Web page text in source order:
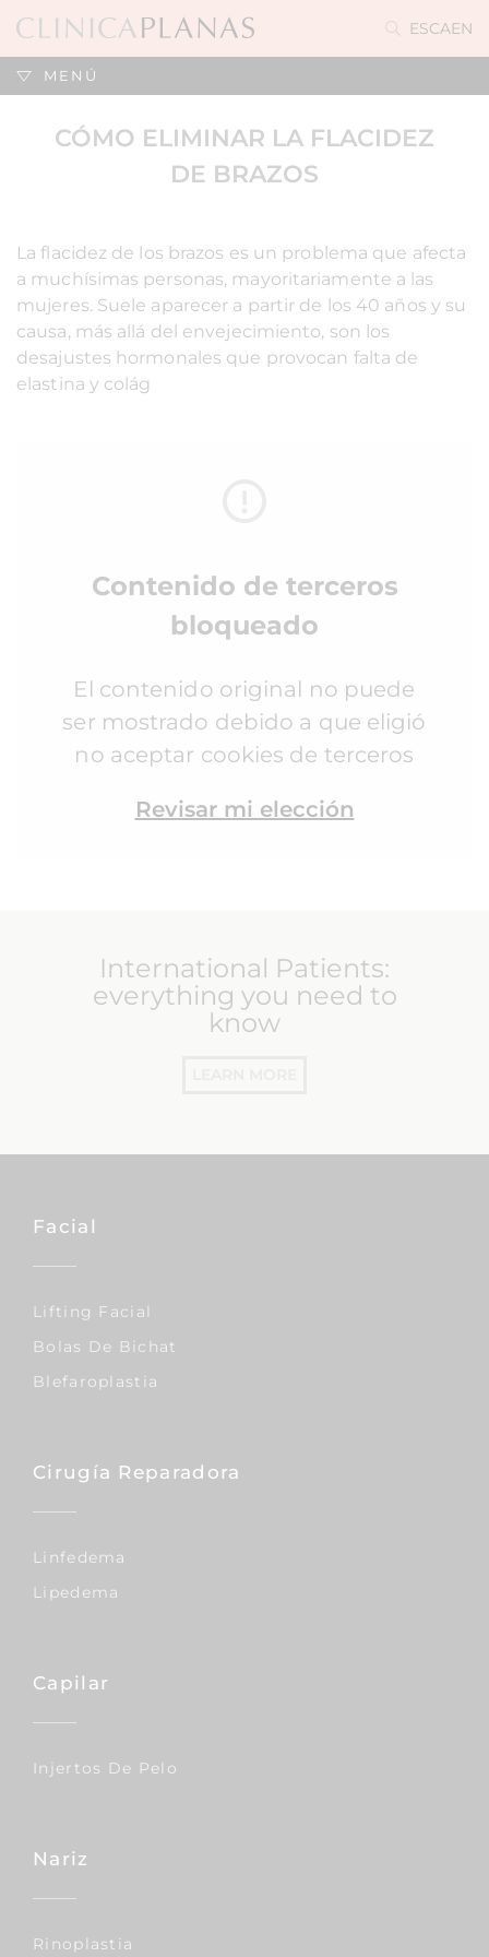
ESCAEN
MENÚ
CÓMO ELIMINAR LA FLACIDEZ
DE BRAZOS
La flacidez de los brazos es un problema que afecta
a muchísimas personas, mayoritariamente a las
mujeres. Suele aparecer a partir de los 40 años y su
causa, más allá del envejecimiento, son los
desajustes hormonales que provocan falta de
elastina y colág
Contenido de terceros
bloqueado
El contenido original no puede
ser mostrado debido a que eligió
no aceptar cookies de terceros
Revisar mi elección
International Patients:
everything you need to
know
Facial
Lifting Facial
Bolas De Bichat
Blefaroplastia
Cirugía Reparadora
Linfedema
Lipedema
Capilar
Injertos De Pelo
Nariz
Rinoplastia